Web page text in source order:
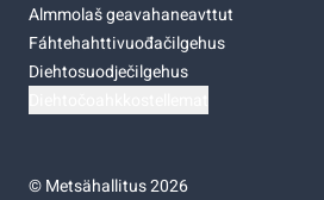
Almmolaš geavahaneavttut
Fáhtehahttivuođačilgehus
Diehtosuodječilgehus
©Metsähallitus 2026